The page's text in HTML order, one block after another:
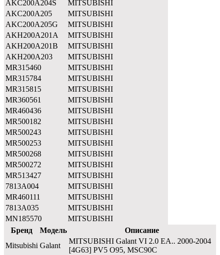
AKC200A204S
MITSUBISHI
AKC200A205
MITSUBISHI
AKC200A205G
MITSUBISHI
AKH200A201A
MITSUBISHI
AKH200A201B
MITSUBISHI
AKH200A203
MITSUBISHI
MR315460
MITSUBISHI
MR315784
MITSUBISHI
MR315815
MITSUBISHI
MR360561
MITSUBISHI
MR460436
MITSUBISHI
MR500182
MITSUBISHI
MR500243
MITSUBISHI
MR500253
MITSUBISHI
MR500268
MITSUBISHI
MR500272
MITSUBISHI
MR513427
MITSUBISHI
7813A004
MITSUBISHI
MR460111
MITSUBISHI
7813A035
MITSUBISHI
MN185570
MITSUBISHI
Бренд
Модель
Описание
Mitsubishi Galant
MITSUBISHI Galant VI 2.0 EA.. 2000-2004
[4G63] PV5 O95, MSC90C